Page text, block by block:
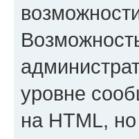
уровне
на HTML,